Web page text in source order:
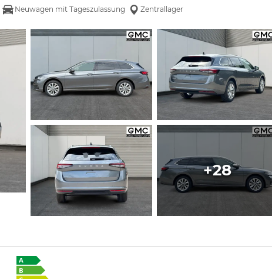
Neuwagen mit Tageszulassung Zentrallager
+28